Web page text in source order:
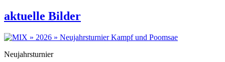
aktuelle Bilder
Neujahrsturnier